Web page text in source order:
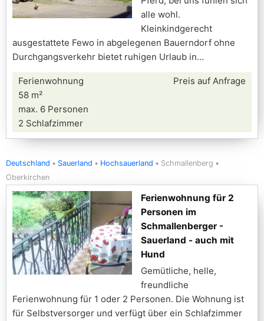
alle wohl.
Kleinkindgerecht
ausgestattete Fewo in abgelegenen Bauerndorf ohne
Durchgangsverkehr bietet ruhigen Urlaub in
Ferienwohnung
58 m²
max. 6 Personen
2 Schlafzimmer
Preis auf Anfrage
Deutschland Sauerland Hochsauerland
Schmallenberg
Oberkirchen
Ferienwohnung für 2
Personen im
Schmallenberger -
Sauerland - auch mit
Hund
Gemütliche, helle,
freundliche
Ferienwohnung für 1 oder 2 Personen. Die Wohnung ist
für Selbstversorger und verfügt über ein Schlafzimmer